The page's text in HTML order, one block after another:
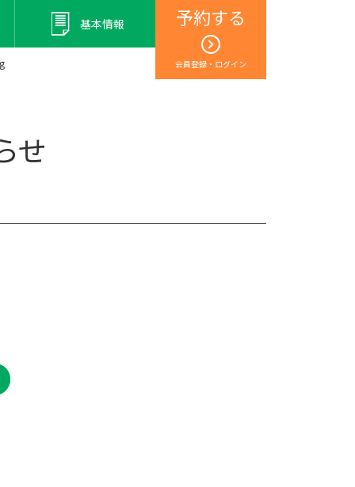
予約する
会員登録・ログイン
基本情報
せ